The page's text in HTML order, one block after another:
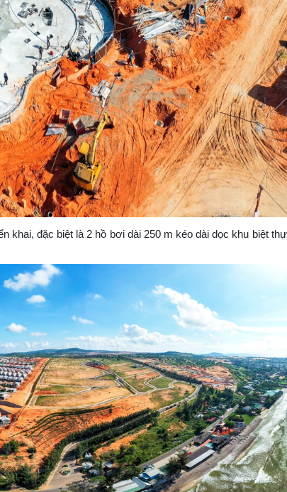
khai, đặc biệt là 2 hồ bơi dài 250 m kéo dài dọc khu biệt